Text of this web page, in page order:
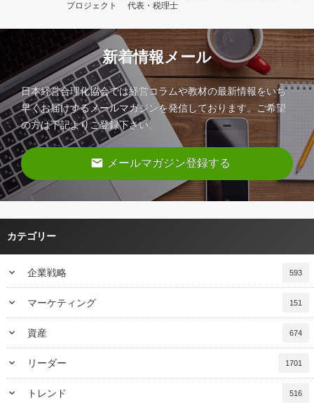
プロジェクト 代表・税理士
新着情報メール
日本経営合理化協会では経営コラムや教材の最新情報をいち
早くお届けするメールマガジンを発信しております。ご希望
の方は下記よりご登録下さい。
email メールマガジン登録する
カテゴリー
keyboard_arrow_down 企業戦略 593
keyboard_arrow_down マーケティング 151
keyboard_arrow_down 資産 674
keyboard_arrow_down リーダー 1701
keyboard_arrow_down トレンド 516